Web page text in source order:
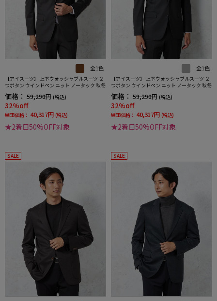
全1色
【アイスーツ】 上下ウォッシャブルスーツ ２
つボタン ウインドペン ニット ノータック 秋冬
価格： 59,290円 (税込)
32%off
WEB価格： 40,317円 (税込)
★2着目50%OFF対象
全1色
【アイスーツ】 上下ウォッシャブルスーツ ２
つボタン ウインドペン ニット ノータック 秋冬
価格： 59,290円 (税込)
32%off
WEB価格： 40,317円 (税込)
★2着目50%OFF対象
SALE SALE